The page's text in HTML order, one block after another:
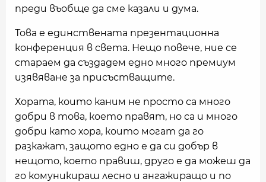
преди въобще да сме казали и дума.
Това е единствената презентационна
конференция в света. Нещо повече, ние се
стараем да създадем едно много премиум
изявяване за присъстващите.
Хората, които каним не просто са много
добри в това, което правят, но са и много
добри като хора, които могат да го
разкажат, защото едно е да си добър в
нещото, което правиш, друго е да можеш да
го комуникираш лесно и ангажиращо и по